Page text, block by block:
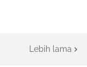
Lebih lama